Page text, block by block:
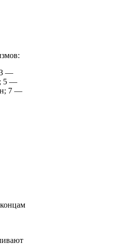
3 —
5 —
7 —